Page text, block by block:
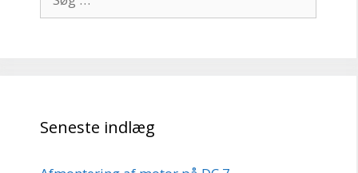
efter:
Seneste indlæg